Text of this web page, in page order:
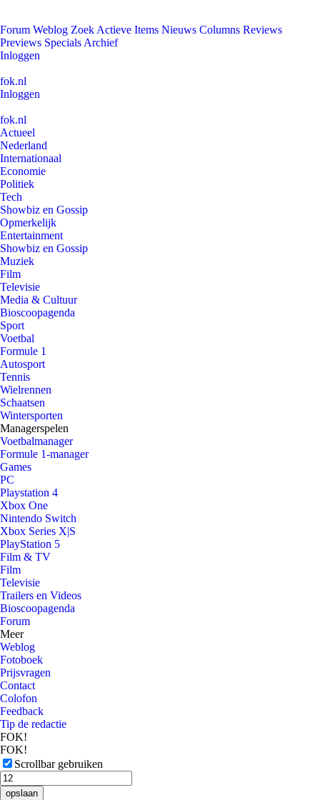
Forum Weblog Zoek Actieve Items Nieuws Columns Reviews
Previews Specials Archief
Inloggen
fok.nl
Inloggen
fok.nl
Actueel
Nederland
Internationaal
Economie
Politiek
Tech
Showbiz en Gossip
Opmerkelijk
Entertainment
Showbiz en Gossip
Muziek
Film
Televisie
Media & Cultuur
Bioscoopagenda
Sport
Voetbal
Formule 1
Autosport
Tennis
Wielrennen
Schaatsen
Wintersporten
Managerspelen
Voetbalmanager
Formule 1-manager
Games
PC
Playstation 4
Xbox One
Nintendo Switch
Xbox Series X|S
PlayStation 5
Film & TV
Film
Televisie
Trailers en Videos
Bioscoopagenda
Forum
Meer
Weblog
Fotoboek
Prijsvragen
Contact
Colofon
Feedback
Tip de redactie
FOK!
FOK!
Scrollbar gebruiken
opslaan